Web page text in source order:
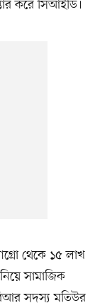
করে সিআইডি।
থেকে ১৫ লাখ
সামাজিক
সদস্য মতিউর